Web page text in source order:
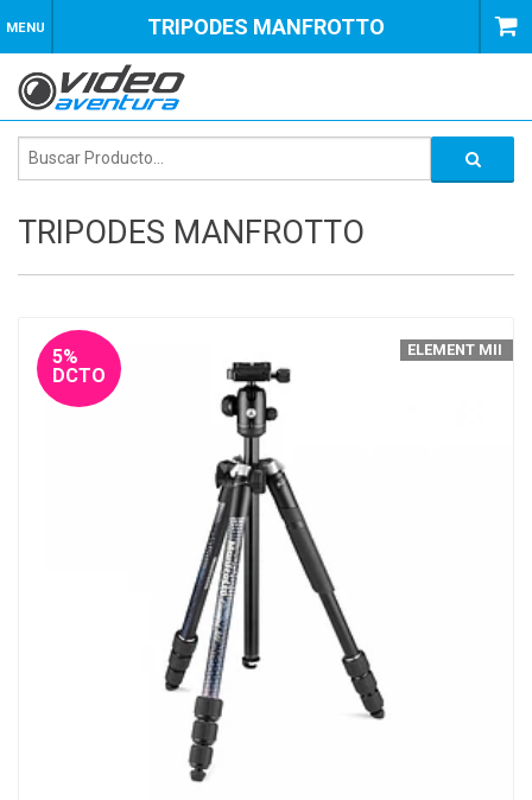
MENU TRIPODES MANFROTTO
TRIPODES MANFROTTO
5%
DCTO
ELEMENT MII